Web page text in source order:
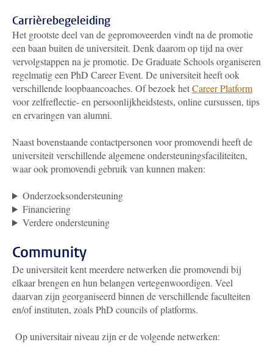
Carrièrebegeleiding
Het grootste deel van de gepromoveerden vindt na de promotie
een baan buiten de universiteit. Denk daarom op tijd na over
vervolgstappen na je promotie. De Graduate Schools organiseren
regelmatig een PhD Career Event. De universiteit heeft ook
verschillende loopbaancoaches. Of bezoek hetCareer Platform
voor zelfreflectie- en persoonlijkheidstests, online cursussen, tips
en ervaringen van alumni.
Naast bovenstaande contactpersonen voor promovendi heeft de
universiteit verschillende algemene ondersteuningsfaciliteiten,
waar ook promovendi gebruik van kunnen maken:
Onderzoeksondersteuning
Financiering
Verdere ondersteuning
Community
De universiteit kent meerdere netwerken die promovendi bij
elkaar brengen en hun belangen vertegenwoordigen. Veel
daarvan zijn georganiseerd binnen de verschillende faculteiten
en/of instituten, zoals PhD councils of platforms.
Op universitair niveau zijn er de volgende netwerken: